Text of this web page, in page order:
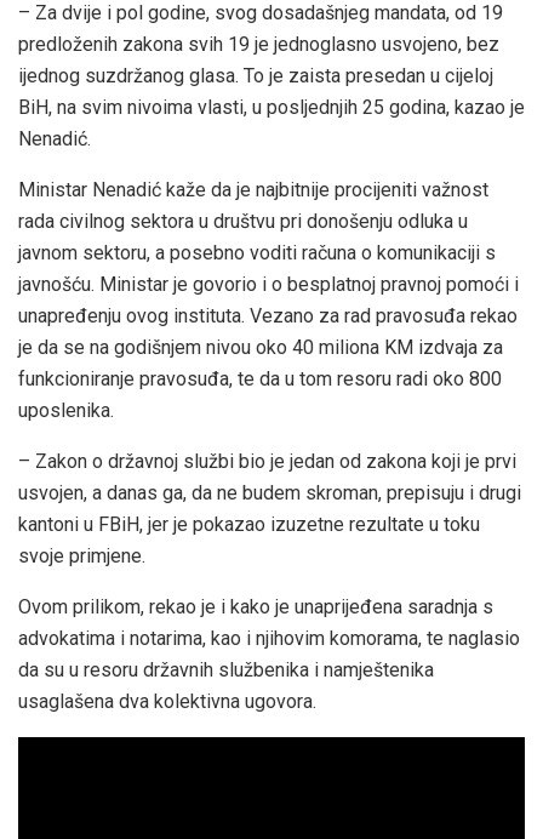
– Za dvije i pol godine, svog dosadašnjeg mandata, od 19
predloženih zakona svih 19 je jednoglasno usvojeno, bez
ijednog suzdržanog glasa. To je zaista presedan u cijeloj
BiH, na svim nivoima vlasti, u posljednjih 25 godina, kazao je
Nenadić.
Ministar Nenadić kaže da je najbitnije procijeniti važnost
rada civilnog sektora u društvu pri donošenju odluka u
javnom sektoru, a posebno voditi računa o komunikaciji s
javnošću. Ministar je govorio i o besplatnoj pravnoj pomoći i
unapređenju ovog instituta. Vezano za rad pravosuđa rekao
je da se na godišnjem nivou oko 40 miliona KM izdvaja za
funkcioniranje pravosuđa, te da u tom resoru radi oko 800
uposlenika.
– Zakon o državnoj službi bio je jedan od zakona koji je prvi
usvojen, a danas ga, da ne budem skroman, prepisuju i drugi
kantoni u FBiH, jer je pokazao izuzetne rezultate u toku
svoje primjene.
Ovom prilikom, rekao je i kako je unaprijeđena saradnja s
advokatima i notarima, kao i njihovim komorama, te naglasio
da su u resoru državnih službenika i namještenika
usaglašena dva kolektivna ugovora.